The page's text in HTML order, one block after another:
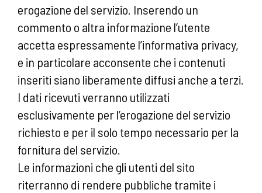
erogazione del servizio. Inserendo un
commento o altra informazione l’utente
accetta espressamente l’informativa privacy,
e in particolare acconsente che i contenuti
inseriti siano liberamente diffusi anche a terzi.
I dati ricevuti verranno utilizzati
esclusivamente per l’erogazione del servizio
richiesto e per il solo tempo necessario per la
fornitura del servizio.
Le informazioni che gli utenti del sito
riterranno di rendere pubbliche tramite i